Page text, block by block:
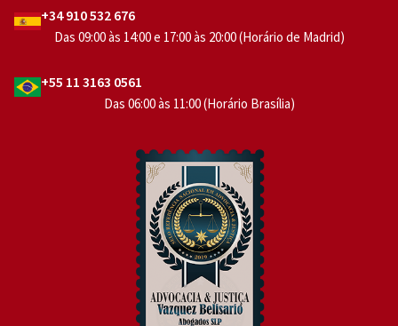
+34 910 532 676
Das 09:00 às 14:00 e 17:00 às 20:00 (Horário de Madrid)
+55 11 3163 0561
Das 06:00 às 11:00 (Horário Brasília)